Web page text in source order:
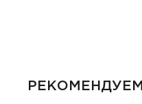
РЕКОМЕНДУЕМ